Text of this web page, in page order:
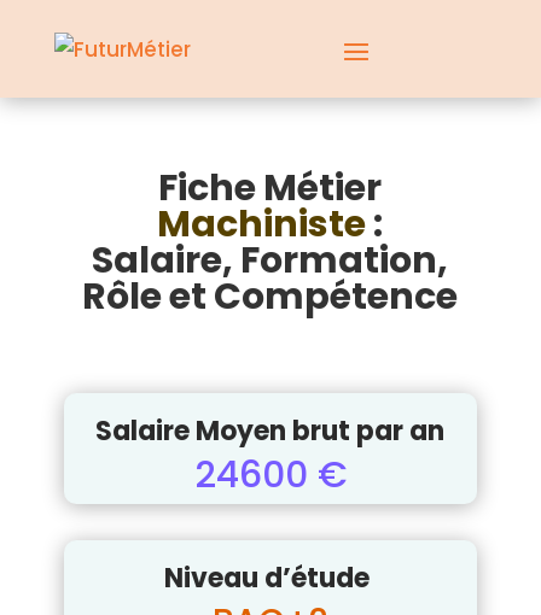
Fiche Métier
Machiniste:
Salaire, Formation,
Rôle et Compétence
Salaire Moyen brut par an
24600 €
Niveau d’étude